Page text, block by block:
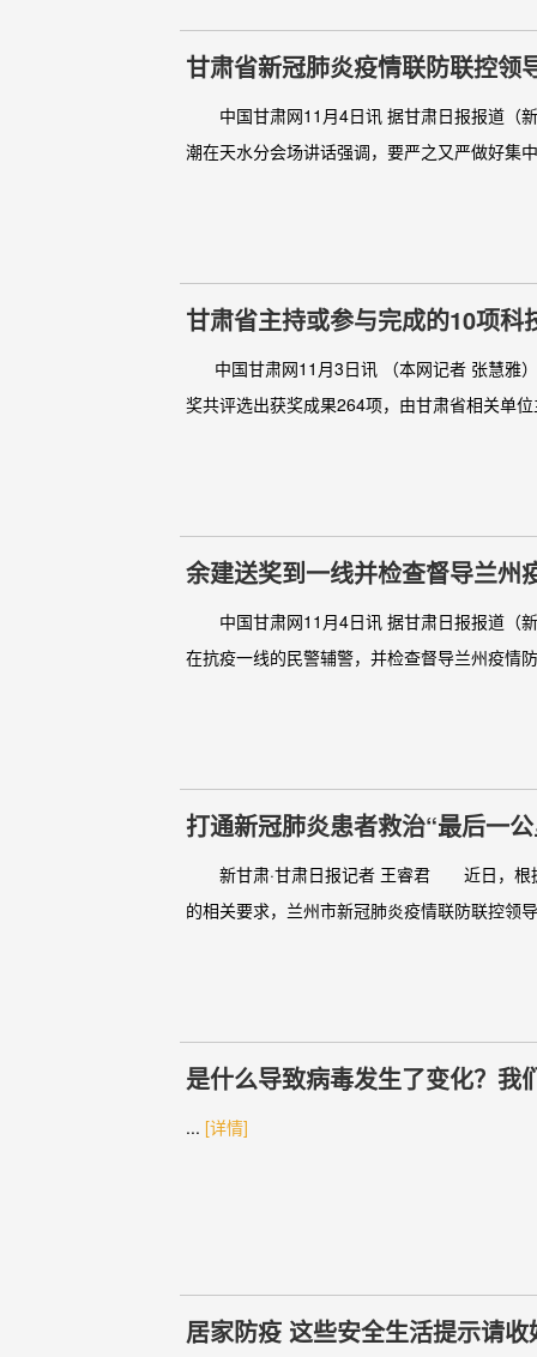
甘肃省新冠肺炎疫情联防联控领
中国甘肃网11月4日讯 据甘肃日报报道（
潮在天水分会场讲话强调，要严之又严做好集
甘肃省主持或参与完成的10项
中国甘肃网11月3日讯 （本网记者 张慧雅
奖共评选出获奖成果264项，由甘肃省相关单
余建送奖到一线并检查督导兰州
公安力量
中国甘肃网11月4日讯 据甘肃日报报道（新
在抗疫一线的民警辅警，并检查督导兰州疫
打通新冠肺炎患者救治“最后一
新甘肃·甘肃日报记者 王睿君 近日，根据
的相关要求，兰州市新冠肺炎疫情联防联控领
是什么导致病毒发生了变化？
... [详情]
居家防疫 这些安全生活提示请收